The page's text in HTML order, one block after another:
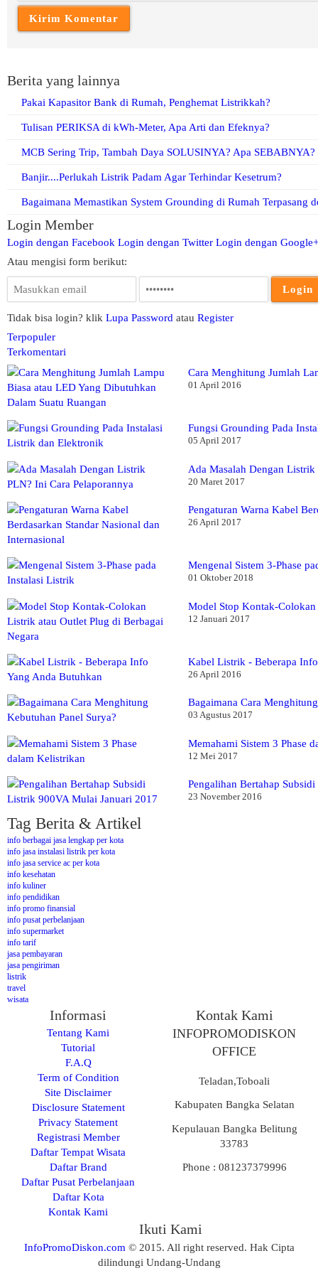
Berita yang lainnya
Pakai Kapasitor Bank di Rumah, Penghemat Listrikkah?
Tulisan PERIKSA di kWh-Meter, Apa Arti dan Efeknya?
MCB Sering Trip, Tambah Daya SOLUSINYA? Apa SEBABNYA?
Banjir....Perlukah Listrik Padam Agar Terhindar Kesetrum?
Bagaimana Memastikan System Grounding di Rumah Terpasang
Login Member
Login dengan Facebook Login dengan Twitter Login dengan Google+
Atau mengisi form berikut:
Tidak bisa login? klik Lupa Password atau Register
Terpopuler
Terkomentari
Cara Menghitung Jumlah
01 April 2016
Fungsi Grounding Pada
05 April 2017
Ada Masalah Dengan
20 Maret 2017
Pengaturan Warna Kabel
26 April 2017
Mengenal Sistem 3-Phase
01 Oktober 2018
Model Stop Kontak-
12 Januari 2017
Kabel Listrik - Beberapa
26 April 2016
Bagaimana Cara
03 Agustus 2017
Memahami Sistem 3 Phase
12 Mei 2017
Pengalihan Bertahap
23 November 2016
Tag Berita & Artikel
info berbagai jasa lengkap per kota
info jasa instalasi listrik per kota
info jasa service ac per kota
info kesehatan
info kuliner
info pendidikan
info promo finansial
info pusat perbelanjaan
info supermarket
info tarif
jasa pembayaran
jasa pengiriman
listrik
travel
wisata
Informasi
Tentang Kami
Tutorial
F.A.Q
Term of Condition
Site Disclaimer
Disclosure Statement
Privacy Statement
Registrasi Member
Daftar Tempat Wisata
Daftar Brand
Daftar Pusat Perbelanjaan
Daftar Kota
Kontak Kami
Kontak Kami
INFOPROMODISKON
OFFICE
Teladan,Toboali
Kabupaten Bangka Selatan
Kepulauan Bangka Belitung
33783
Phone : 081237379996
Ikuti Kami
InfoPromoDiskon.com © 2015. All right reserved. Hak Cipta
dilindungi Undang-Undang